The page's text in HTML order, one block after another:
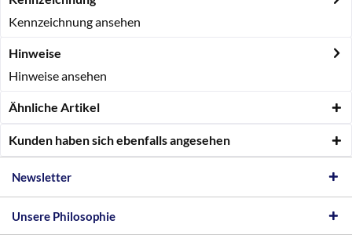
Kennzeichnung ansehen
Hinweise
Hinweise ansehen
Ähnliche Artikel
Kunden haben sich ebenfalls angesehen
Newsletter
Unsere Philosophie